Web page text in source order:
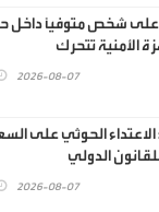
على شخص متوفيًا داخل
الأمنية تتحرك
2026-08-07
الاعتداء الحوثي على
الدولي
2026-08-07